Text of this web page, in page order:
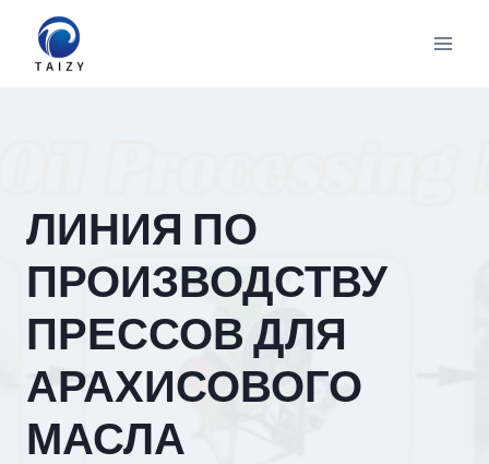
Перейти
содержимому
ЛИНИЯ ПО
ПРОИЗВОДСТВУ
ПРЕССОВ ДЛЯ
АРАХИСОВОГО
МАСЛА